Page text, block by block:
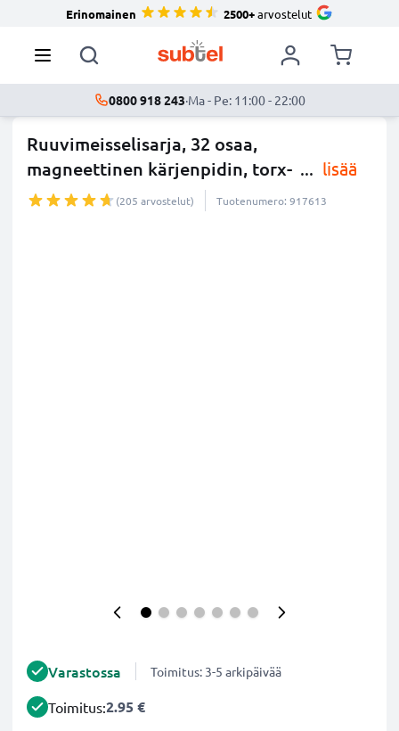
Erinomainen 2500+arvostelut
0800 918 243·Ma - Pe: 11:00 - 22:00
Ruuvimeisselisarja, 32 osaa,
magneettinen kärjenpidin, torx- ... lisää
(205 arvostelut) Tuotenumero: 917613
Varastossa Toimitus: 3-5 arkipäivää
Toimitus:2.95 €